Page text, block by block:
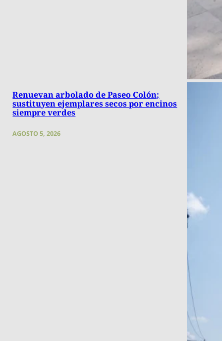
Renuevan arbolado de Paseo Colón;
sustituyen ejemplares secos por encinos
siempre verdes
AGOSTO 5, 2026